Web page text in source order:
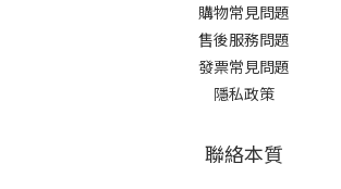
購物常見問題
售後服務問題
發票常見問題
隱私政策
聯絡本質